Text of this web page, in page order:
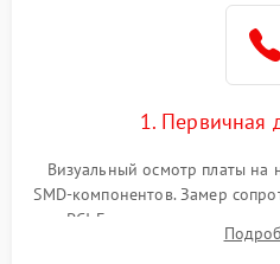
Механические повреждения
1. Первичная
Визуальный осмотр платы на
SMD-компонентов. Замер
PCI-E и дополнительных
короткое замыкание